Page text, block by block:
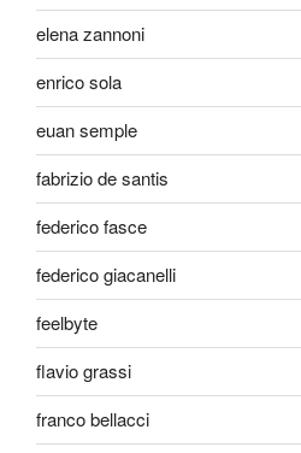
elena zannoni
enrico sola
euan semple
fabrizio de santis
federico fasce
federico giacanelli
feelbyte
flavio grassi
franco bellacci